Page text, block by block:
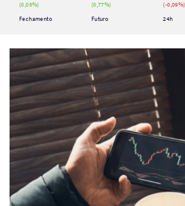
(0,05%)
Fechamento
(0,77%)
Futuro
(-0,09%)
24h